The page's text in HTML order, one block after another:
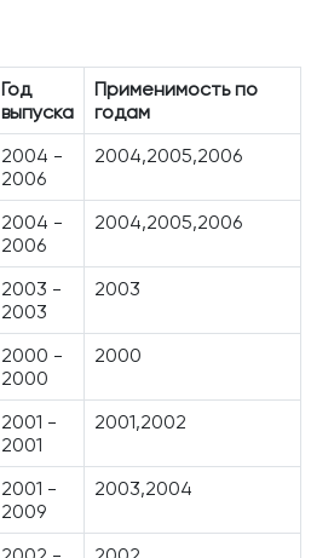
Год
выпуска
Применимость по
годам
2004 -
2006
2004,2005,2006
2004 -
2006
2004,2005,2006
2003 -
2003
2003
2000 -
2000
2000
2001 -
2001
2001,2002
2001 -
2009
2003,2004